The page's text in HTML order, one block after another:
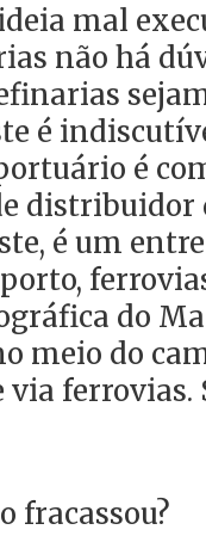
mal
não há
é
é
distribuidor
é um
do
meio do
ferrovias.
fracassou?